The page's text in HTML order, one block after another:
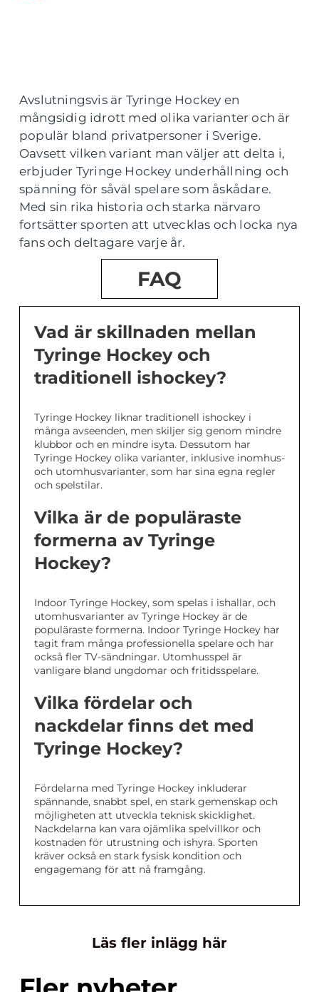
Avslutningsvis är Tyringe Hockey en
mångsidig idrott med olika varianter och är
populär bland privatpersoner i Sverige.
Oavsett vilken variant man väljer att delta i,
erbjuder Tyringe Hockey underhållning och
spänning för såväl spelare som åskådare.
Med sin rika historia och starka närvaro
fortsätter sporten att utvecklas och locka nya
fans och deltagare varje år.
FAQ
Vad är skillnaden mellan
Tyringe Hockey och
traditionell ishockey?
Tyringe Hockey liknar traditionell ishockey i
många avseenden, men skiljer sig genom mindre
klubbor och en mindre isyta. Dessutom har
Tyringe Hockey olika varianter, inklusive inomhus-
och utomhusvarianter, som har sina egna regler
och spelstilar.
Vilka är de populäraste
formerna av Tyringe
Hockey?
Indoor Tyringe Hockey, som spelas i ishallar, och
utomhusvarianter av Tyringe Hockey är de
populäraste formerna. Indoor Tyringe Hockey har
tagit fram många professionella spelare och har
också fler TV-sändningar. Utomhusspel är
vanligare bland ungdomar och fritidsspelare.
Vilka fördelar och
nackdelar finns det med
Tyringe Hockey?
Fördelarna med Tyringe Hockey inkluderar
spännande, snabbt spel, en stark gemenskap och
möjligheten att utveckla teknisk skicklighet.
Nackdelarna kan vara ojämlika spelvillkor och
kostnaden för utrustning och ishyra. Sporten
kräver också en stark fysisk kondition och
engagemang för att nå framgång.
Läs fler inlägg här